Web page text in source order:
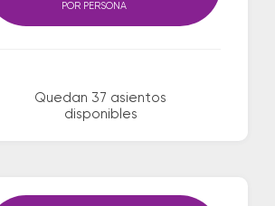
Quedan 37 asientos
disponibles
POR PERSONA